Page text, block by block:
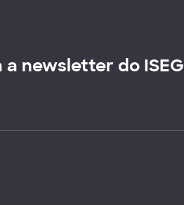
a newsletter do ISEG